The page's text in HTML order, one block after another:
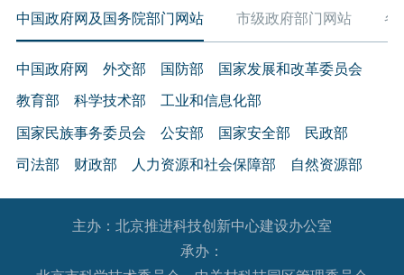
知识产权售卖给境外机构。
6.文化产品数字制作及相关服务
采用数字技术对舞台剧目、音乐、美术、文物、非物
质文化遗产、文献资源等文化内容以及各种出版物进
行数字化转化和开发，为各种显示终端提供内容，以
中国政府网及国务院部门网站 市级政府部门网站 各
中国政府网 外交部 国防部 国家发展和改革委员会
教育部 科学技术部 工业和信息化部
国家民族事务委员会 公安部 国家安全部 民政部
司法部 财政部 人力资源和社会保障部 自然资源部
生态环境部 住房和城乡建设部 交通运输部 水利部
农业农村部 商务部 文化和旅游部
退役军人事务部
主办：北京推进科技创新中心建设办公室
承办：